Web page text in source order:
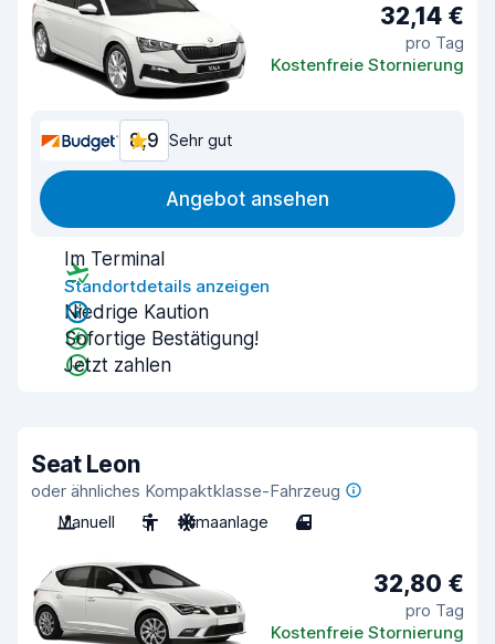
32,14 €
pro Tag
Kostenfreie Stornierung
8,9 Sehr gut
Angebot ansehen
Im Terminal
Standortdetails anzeigen
Niedrige Kaution
Sofortige Bestätigung!
Jetzt zahlen
Seat Leon
oder ähnliches Kompaktklasse-Fahrzeug
Manuell
5 Klimaanlage 4
32,80 €
pro Tag
Kostenfreie Stornierung